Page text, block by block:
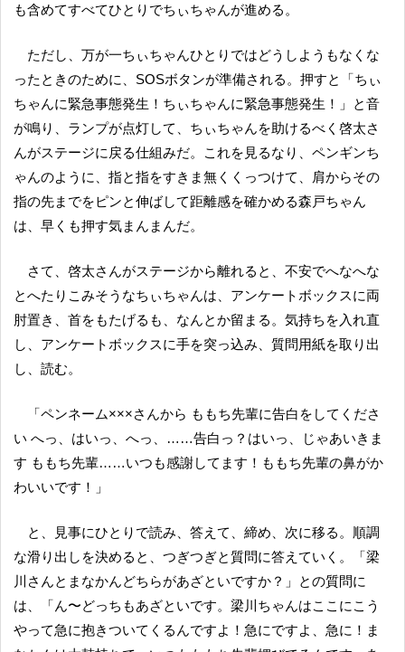
も含めてすべてひとりでちぃちゃんが進める。
ただし、万が一ちぃちゃんひとりではどうしようもなくな
ったときのために、SOSボタンが準備される。押すと「ちぃ
ちゃんに緊急事態発生！ちぃちゃんに緊急事態発生！」と音
が鳴り、ランプが点灯して、ちぃちゃんを助けるべく啓太さ
んがステージに戻る仕組みだ。これを見るなり、ペンギンち
ゃんのように、指と指をすきま無くくっつけて、肩からその
指の先までをピンと伸ばして距離感を確かめる森戸ちゃん
は、早くも押す気まんまんだ。
さて、啓太さんがステージから離れると、不安でへなへな
とへたりこみそうなちぃちゃんは、アンケートボックスに両
肘置き、首をもたげるも、なんとか留まる。気持ちを入れ直
し、アンケートボックスに手を突っ込み、質問用紙を取り出
し、読む。
「ペンネーム×××さんから ももち先輩に告白をしてくださ
い へっ、はいっ、へっ、……告白っ？はいっ、じゃあいきま
す ももち先輩……いつも感謝してます！ももち先輩の鼻がか
わいいです！」
と、見事にひとりで読み、答えて、締め、次に移る。順調
な滑り出しを決めると、つぎつぎと質問に答えていく。「梁
川さんとまなかんどちらがあざといですか？」との質問に
は、「ん〜どっちもあざといです。梁川ちゃんはここにこう
やって急に抱きついてくるんですよ！急にですよ、急に！ま